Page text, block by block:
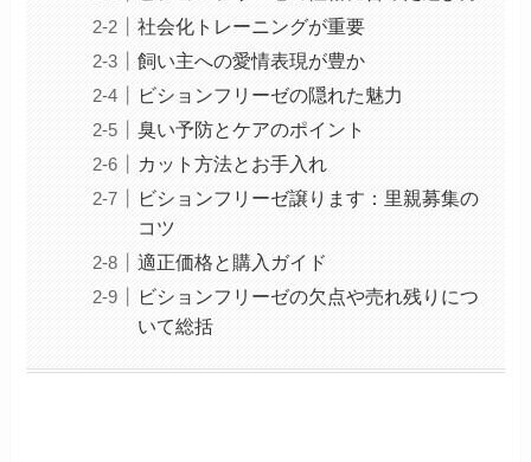
社会化トレーニングが重要
飼い主への愛情表現が豊か
ビションフリーゼの隠れた魅力
臭い予防とケアのポイント
カット方法とお手入れ
ビションフリーゼ譲ります：里親募集の
コツ
適正価格と購入ガイド
ビションフリーゼの欠点や売れ残りにつ
いて総括